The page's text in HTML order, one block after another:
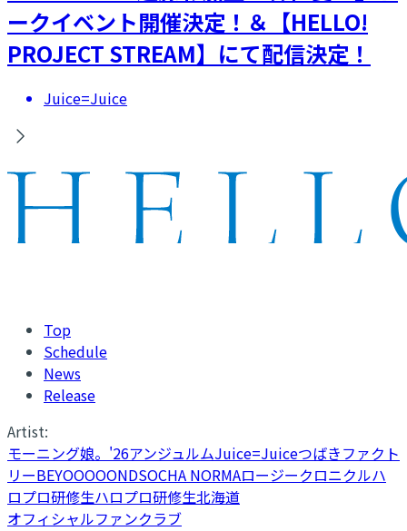
ークイベント開催決定！＆【HELLO!
PROJECT STREAM】にて配信決定！
Juice=Juice
Top
Schedule
News
Release
Artist:
モーニング娘。'26アンジュルムJuice=Juiceつばきファクト
リーBEYOOOOONDSOCHA NORMAロージークロニクルハ
ロプロ研修生ハロプロ研修生北海道
オフィシャルファンクラブ